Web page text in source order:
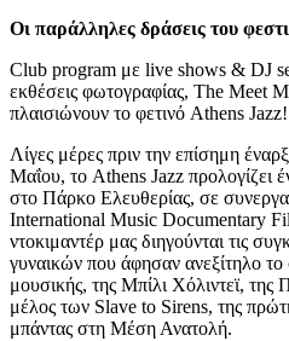
Οι παράλληλες δράσεις του
Club program με live shows & DJ
εκθέσεις φωτογραφίας, The Meet
πλαισιώνουν το φετινό Athens Jazz!
Λίγες μέρες πριν την επίσημη
Μαΐου, το Athens Jazz προλογίζει
στο Πάρκο Ελευθερίας, σε
International Music Documentary
ντοκιμαντέρ μας διηγούνται τις
γυναικών που άφησαν ανεξίτηλο το
μουσικής, της Μπίλι Χόλιντεϊ, της
μέλος των Slave to Sirens, της
μπάντας στη Μέση Ανατολή.